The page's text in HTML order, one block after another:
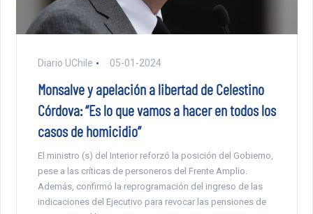
Diario UChile 05-01-2024
Monsalve y apelación a libertad de Celestino
Córdova: “Es lo que vamos a hacer en todos los
casos de homicidio”
El ministro (s) del Interior reforzó la posición del Gobierno,
pese a las críticas de personeros del Frente Amplio.
Además, confirmó la reprogramación del ingreso de las
indicaciones del Ejecutivo para revocar las pensiones de